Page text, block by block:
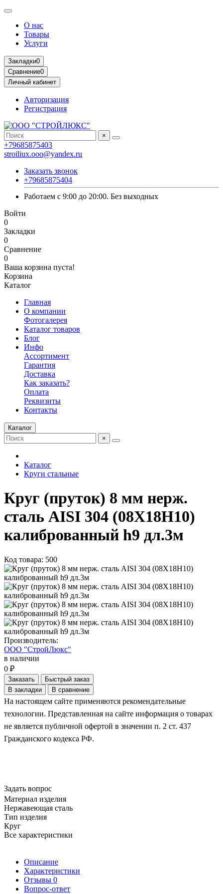
О нас
Товары
Услуги
Закладки0
Сравнение0
Личный кабинет
Авторизация
Регистрация
×
+79685875403
stroiliux.ooo@yandex.ru
Заказать звонок
+79685875404
Работаем с 9:00 до 20:00. Без выходных
Войти
0
Закладки
0
Сравнение
0
Ваша корзина пуста!
Корзина
Каталог
Главная
О компании
Фотогалерея
Каталог товаров
Блог
Инфо
Ассортимент
Гарантия
Доставка
Как заказать?
Оплата
Реквизиты
Контакты
Каталог
×
Каталог
Круги стальные
Круг (пруток) 8 мм нерж.
сталь AISI 304 (08Х18Н10)
калиброванный h9 дл.3м
Код товара: 500
Производитель:
ООО "СтройЛюкс"
в наличии
0 ₽
Заказать
Быстрый заказ
В закладки
В сравнение
На настоящем сайте применяются рекомендательные
технологии. Представленная на сайте информация о товарах
не является публичной офертой в значении п. 2 ст. 437
Гражданского кодекса РФ.
Задать вопрос
Материал изделия
Нержавеющая сталь
Тип изделия
Круг
Все характеристики
Описание
Характеристики
Отзывы 0
Вопрос-ответ